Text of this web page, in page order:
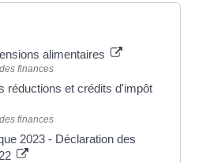
alimentaires
finances
réductions et crédits d'impôt
finances
2023 - Déclaration des